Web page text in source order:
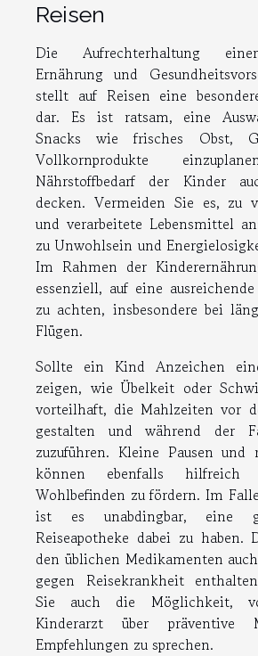
Reisen
Die Aufrechterhaltung
Ernährung und
stellt auf Reisen eine
dar. Es ist ratsam, eine
Snacks wie frisches Obst,
Vollkornprodukte
Nährstoffbedarf der Kinder
decken. Vermeiden Sie es, zu
und verarbeitete Lebensmittel
zu Unwohlsein und
Im Rahmen der
essenziell, auf eine
zu achten, insbesondere bei
Flügen.
Sollte ein Kind Anzeichen
zeigen, wie Übelkeit oder
vorteilhaft, die Mahlzeiten vor
gestalten und während der
zuzuführen. Kleine Pausen
können ebenfalls
Wohlbefinden zu fördern. Im
ist es unabdingbar, eine
Reiseapotheke dabei zu haben.
den üblichen Medikamenten
gegen Reisekrankheit
Sie auch die Möglichkeit,
Kinderarzt über präventive
Empfehlungen zu sprechen.